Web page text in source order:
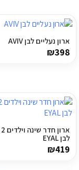
ארון נעליים לבן AVIV
₪398
לבן EYAL
₪419